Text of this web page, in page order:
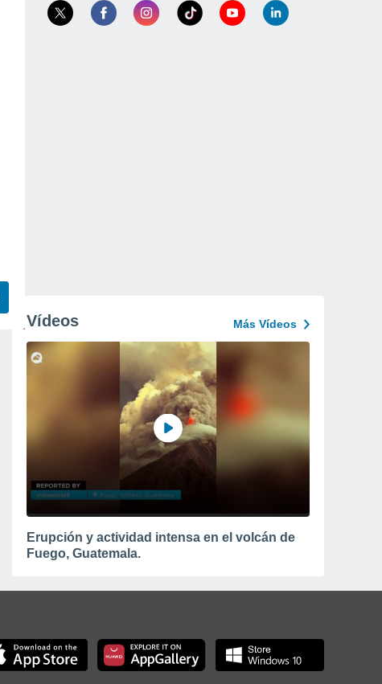
Vídeos Más Vídeos
Erupción y actividad intensa en el volcán de
Fuego, Guatemala.